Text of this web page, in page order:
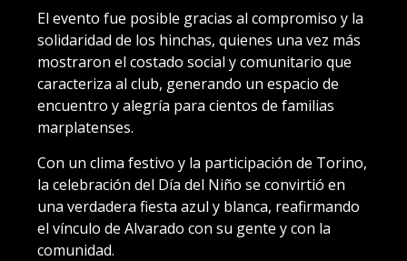
El evento fue posible gracias al compromiso y la
solidaridad de los hinchas, quienes una vez más
mostraron el costado social y comunitario que
caracteriza al club, generando un espacio de
encuentro y alegría para cientos de familias
marplatenses.
Con un clima festivo y la participación de Torino,
la celebración del Día del Niño se convirtió en
una verdadera fiesta azul y blanca, reafirmando
el vínculo de Alvarado con su gente y con la
comunidad.